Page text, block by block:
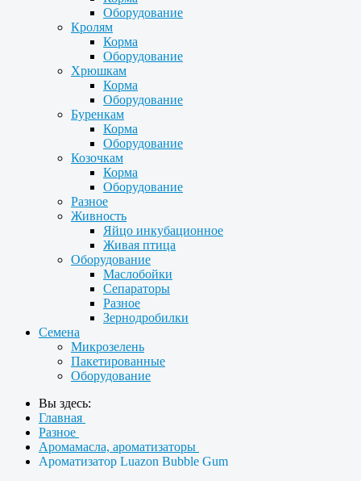
Оборудование
Кролям
Корма
Оборудование
Хрюшкам
Корма
Оборудование
Буренкам
Корма
Оборудование
Козочкам
Корма
Оборудование
Разное
Живность
Яйцо инкубационное
Живая птица
Оборудование
Маслобойки
Сепараторы
Разное
Зернодробилки
Семена
Микрозелень
Пакетированные
Оборудование
Вы здесь:
Главная
Разное
Аромамасла, ароматизаторы
Ароматизатор Luazon Bubble Gum